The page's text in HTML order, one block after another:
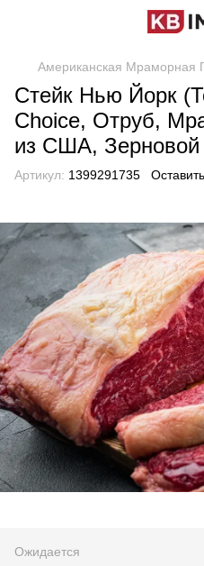
Американская Мраморная
Стейк Нью Йорк
Choice, Отруб,
из США, Зерновой
Артикул: 1399291735
Ожидается